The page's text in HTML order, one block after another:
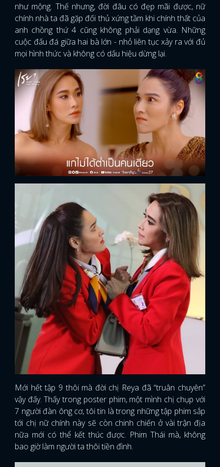
ĐĂNG NHẬP
như mộng. Thế nhưng, đời đâu có đẹp mãi được, nữ
chính nhà ta đã gặp đối thủ xứng tầm khi chính thất của
anh chồng thứ 4 cũng không phải dạng vừa. Những
cuộc đấu đá giữa hai bà lớn - nhỏ liên tục xảy ra với đủ
mọi hình thức và không có dấu hiệu dừng lại.
Mới hết tập 9 thôi mà đời chị Reya đã “truân chuyên”
vậy đấy. Thấy trong poster phim, một mình chị chụp với
7 người đàn ông cơ, tôi tin là trong những tập phim sắp
tới chị nữ chính này sẽ còn chinh chiến ở vài trận địa
nữa mới có thể kết thúc được. Phim Thái mà, không
bao giờ làm người ta thôi tiền đình.